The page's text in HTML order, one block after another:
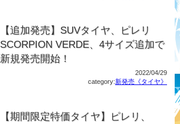
【追加発売】SUVタイヤ、ピレリ
SCORPION VERDE、4サイズ追加で
新規発売開始！
2022/04/29
category:新発売《タイヤ》
【期間限定特価タイヤ】ピレリ、